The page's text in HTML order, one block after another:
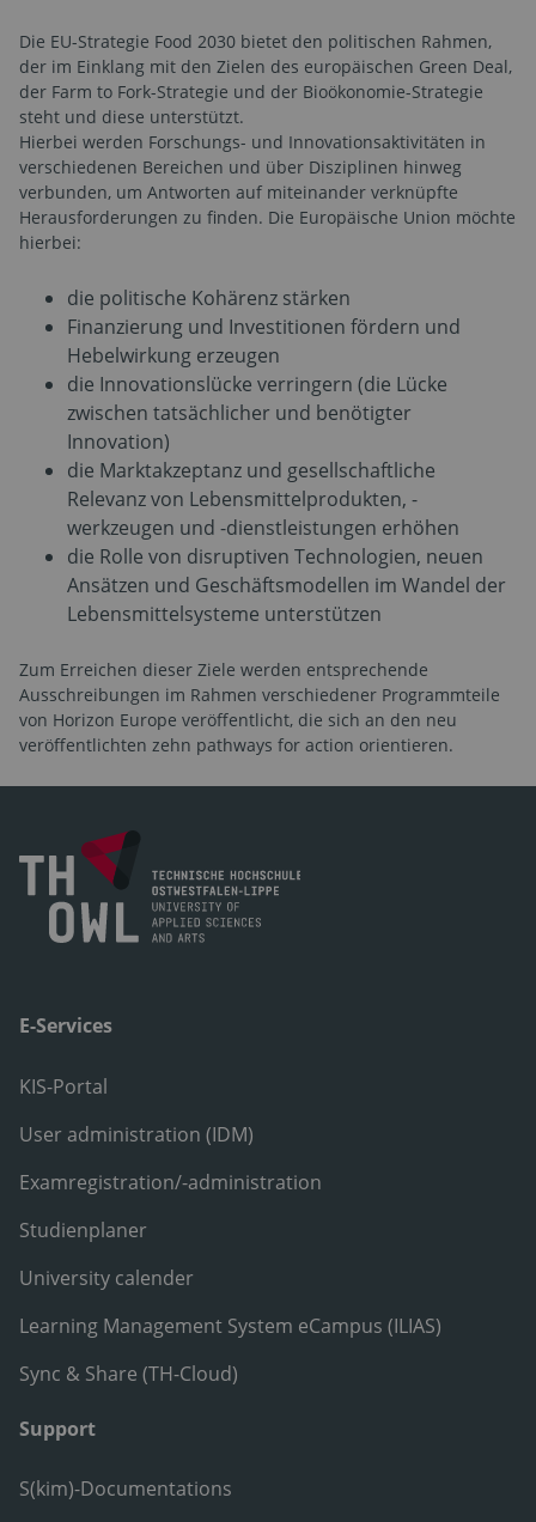
Die EU-Strategie Food 2030 bietet den politischen Rahmen,
der im Einklang mit den Zielen des europäischen Green Deal,
der Farm to Fork-Strategie und der Bioökonomie-Strategie
steht und diese unterstützt.
Hierbei werden Forschungs- und Innovationsaktivitäten in
verschiedenen Bereichen und über Disziplinen hinweg
verbunden, um Antworten auf miteinander verknüpfte
Herausforderungen zu finden. Die Europäische Union möchte
hierbei:
die politische Kohärenz stärken
Finanzierung und Investitionen fördern und
Hebelwirkung erzeugen
die Innovationslücke verringern (die Lücke
zwischen tatsächlicher und benötigter
Innovation)
die Marktakzeptanz und gesellschaftliche
Relevanz von Lebensmittelprodukten, -
werkzeugen und -dienstleistungen erhöhen
die Rolle von disruptiven Technologien, neuen
Ansätzen und Geschäftsmodellen im Wandel der
Lebensmittelsysteme unterstützen
Zum Erreichen dieser Ziele werden entsprechende
Ausschreibungen im Rahmen verschiedener Programmteile
von Horizon Europe veröffentlicht, die sich an den neu
veröffentlichten zehn pathways for action orientieren.
E-Services
KIS-Portal
User administration (IDM)
Examregistration/-administration
Studienplaner
University calender
Learning Management System eCampus (ILIAS)
Sync & Share (TH-Cloud)
Support
S(kim)-Documentations